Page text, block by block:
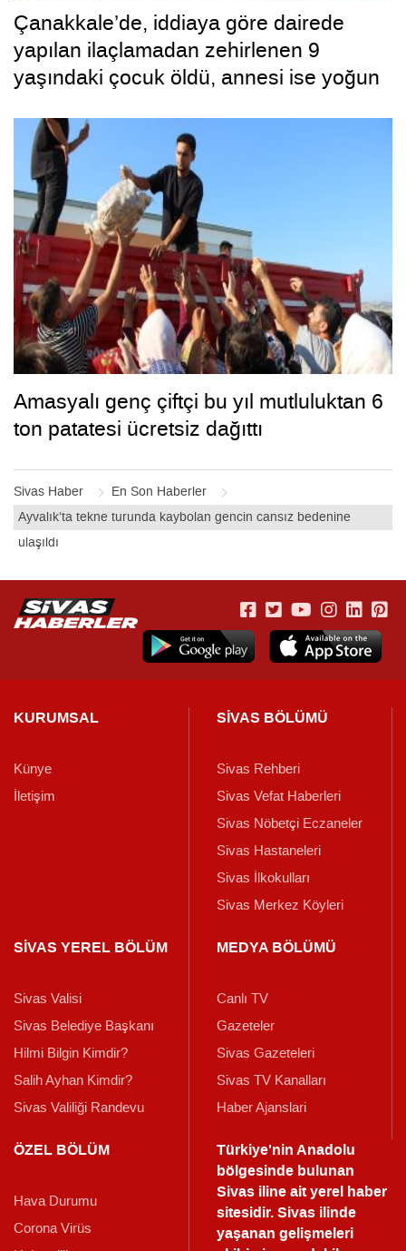
Sivas Haber
En Son Haberler
Ayvalık’ta tekne turunda kaybolan gencin cansız bedenine
ulaşıldı
Çanakkale’de, iddiaya göre dairede
yapılan ilaçlamadan zehirlenen 9
yaşındaki çocuk öldü, annesi ise yoğun
Amasyalı genç çiftçi bu yıl mutluluktan 6
ton patatesi ücretsiz dağıttı
KURUMSAL
Künye
İletişim
SİVAS BÖLÜMÜ
Sivas Rehberi
Sivas Vefat Haberleri
Sivas Nöbetçi Eczaneler
Sivas Hastaneleri
Sivas İlkokulları
Sivas Merkez Köyleri
SİVAS YEREL BÖLÜM
Sivas Valisi
Sivas Belediye Başkanı
Hilmi Bilgin Kimdir?
Salih Ayhan Kimdir?
Sivas Valiliği Randevu
MEDYA BÖLÜMÜ
Canlı TV
Gazeteler
Sivas Gazeteleri
Sivas TV Kanalları
Haber Ajanslari
ÖZEL BÖLÜM
Hava Durumu
Corona Virüs
Türkiye'nin Anadolu
bölgesinde bulunan
Sivas iline ait yerel haber
sitesidir. Sivas ilinde
yaşanan gelişmeleri